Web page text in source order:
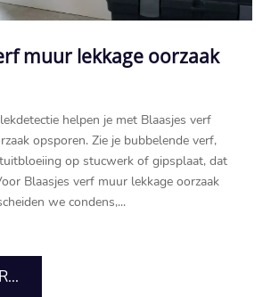
muur lekkage oorzaak
helpen je met Blaasjes verf
opsporen.​ Zie je bubbelende verf,
op stucwerk of gipsplaat, dat
Blaasjes verf muur lekkage oorzaak
we condens,...